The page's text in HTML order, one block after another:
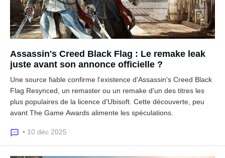
Assassin's Creed Black Flag : Le remake leak
juste avant son annonce officielle ?
Une source fiable confirme l'existence d'Assassin's Creed Black
Flag Resynced, un remaster ou un remake d'un des titres les
plus populaires de la licence d'Ubisoft. Cette découverte, peu
avant The Game Awards alimente les spéculations.
• 10 déc 2025